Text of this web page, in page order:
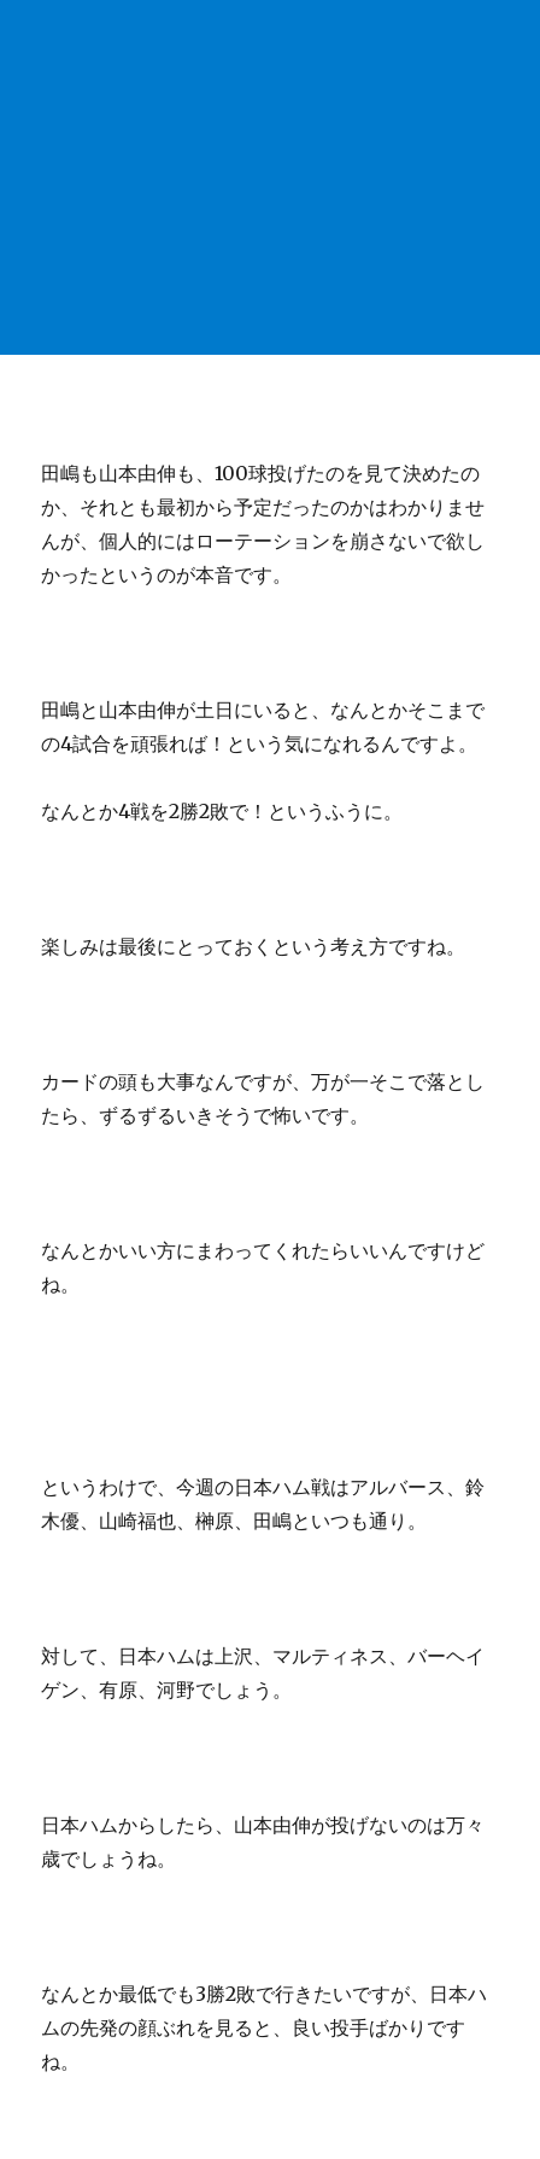
田嶋も山本由伸も、100球投げたのを見て決めたの
か、それとも最初から予定だったのかはわかりませ
んが、個人的にはローテーションを崩さないで欲し
かったというのが本音です。
田嶋と山本由伸が土日にいると、なんとかそこまで
の4試合を頑張れば！という気になれるんですよ。
なんとか4戦を2勝2敗で！というふうに。
楽しみは最後にとっておくという考え方ですね。
カードの頭も大事なんですが、万が一そこで落とし
たら、ずるずるいきそうで怖いです。
なんとかいい方にまわってくれたらいいんですけど
ね。
というわけで、今週の日本ハム戦はアルバース、鈴
木優、山崎福也、榊原、田嶋といつも通り。
対して、日本ハムは上沢、マルティネス、バーヘイ
ゲン、有原、河野でしょう。
日本ハムからしたら、山本由伸が投げないのは万々
歳でしょうね。
なんとか最低でも3勝2敗で行きたいですが、日本ハ
ムの先発の顔ぶれを見ると、良い投手ばかりです
ね。